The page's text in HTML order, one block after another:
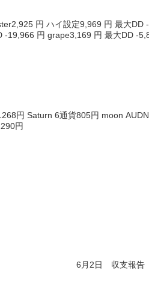
円 ハイ設定9,969 円 最大DD
19,966 円 grape3,169 円 最大DD -
円 Saturn 6通貨805円 moon
円
6月2日 収支報告